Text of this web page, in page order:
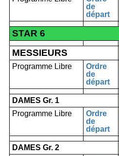
de
départ
STAR 6
MESSIEURS
Programme Libre
Ordre
de
départ
DAMES Gr. 1
Programme Libre
Ordre
de
départ
DAMES Gr. 2